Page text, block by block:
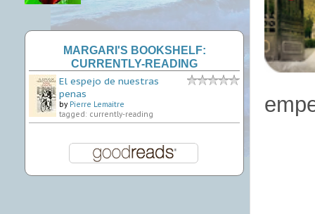
MARGARI'S BOOKSHELF:
CURRENTLY-READING
El espejo de nuestras
penas
by Pierre Lemaitre
tagged: currently-reading